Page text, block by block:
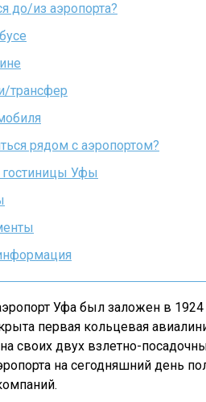
до/из аэропорта?
трансфер
рядом с аэропортом?
гостиницы Уфы
Уфа был заложен в 1924
первая кольцевая
своих двух взлетно-
на сегодняшний день